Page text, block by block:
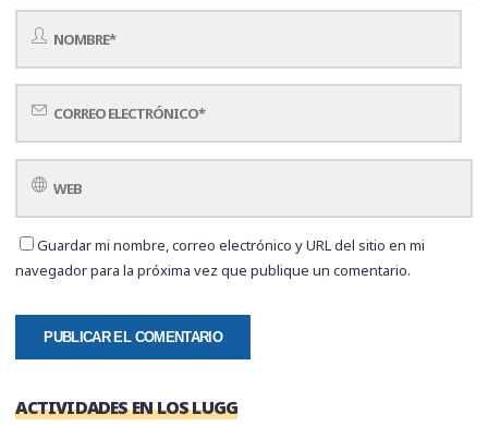
Guardar mi nombre, correo electrónico y URL del sitio en mi
navegador para la próxima vez que publique un comentario.
ACTIVIDADES EN LOS LUGG